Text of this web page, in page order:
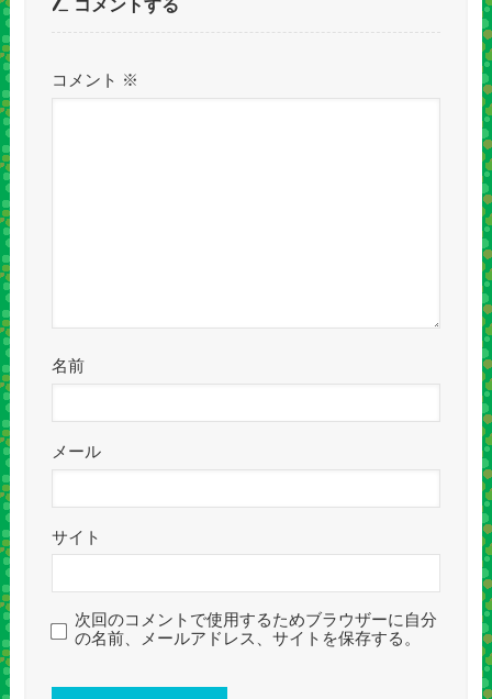
コメントする
コメント ※
名前
メール
サイト
次回のコメントで使用するためブラウザーに自分
の名前、メールアドレス、サイトを保存する。